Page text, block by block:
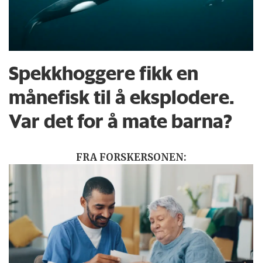
Spekkhoggere fikk en
månefisk til å eksplodere.
Var det for å mate barna?
FRA FORSKERSONEN: